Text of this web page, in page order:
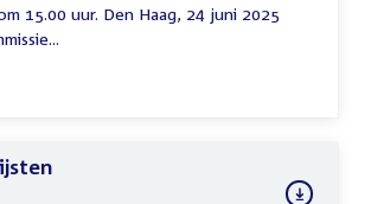
15.00 uur. Den Haag, 24 juni 2025